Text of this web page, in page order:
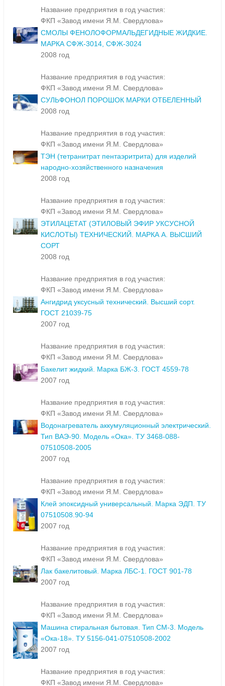
Название предприятия в год участия:
ФКП «Завод имени Я.М. Свердлова»
СМОЛЫ ФЕНОЛОФОРМАЛЬДЕГИДНЫЕ ЖИДКИЕ.
МАРКА СФЖ-3014, СФЖ-3024
2008 год
Название предприятия в год участия:
ФКП «Завод имени Я.М. Свердлова»
СУЛЬФОНОЛ ПОРОШОК МАРКИ ОТБЕЛЕННЫЙ
2008 год
Название предприятия в год участия:
ФКП «Завод имени Я.М. Свердлова»
ТЭН (тетранитрат пентаэритрита) для изделий
народно-хозяйственного назначения
2008 год
Название предприятия в год участия:
ФКП «Завод имени Я.М. Свердлова»
ЭТИЛАЦЕТАТ (ЭТИЛОВЫЙ ЭФИР УКСУСНОЙ
КИСЛОТЫ) ТЕХНИЧЕСКИЙ. МАРКА А. ВЫСШИЙ
СОРТ
2008 год
Название предприятия в год участия:
ФКП «Завод имени Я.М. Свердлова»
Ангидрид уксусный технический. Высший сорт.
ГОСТ 21039-75
2007 год
Название предприятия в год участия:
ФКП «Завод имени Я.М. Свердлова»
Бакелит жидкий. Марка БЖ-3. ГОСТ 4559-78
2007 год
Название предприятия в год участия:
ФКП «Завод имени Я.М. Свердлова»
Водонагреватель аккумуляционный электрический.
Тип ВАЭ-90. Модель «Ока». ТУ 3468-088-
07510508-2005
2007 год
Название предприятия в год участия:
ФКП «Завод имени Я.М. Свердлова»
Клей эпоксидный универсальный. Марка ЭДП. ТУ
07510508.90-94
2007 год
Название предприятия в год участия:
ФКП «Завод имени Я.М. Свердлова»
Лак бакелитовый. Марка ЛБС-1. ГОСТ 901-78
2007 год
Название предприятия в год участия:
ФКП «Завод имени Я.М. Свердлова»
Машина стиральная бытовая. Тип СМ-3. Модель
«Ока-18». ТУ 5156-041-07510508-2002
2007 год
Название предприятия в год участия:
ФКП «Завод имени Я.М. Свердлова»